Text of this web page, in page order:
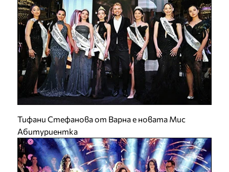
Тифани Стефанова от Варна е новата Мис
Абитуриентка